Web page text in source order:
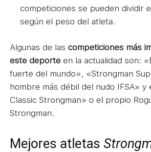
competiciones se pueden dividir
según el peso del atleta.
Algunas de las competiciones más
este deporte en la actualidad son:
fuerte del mundo», «Strongman
hombre más débil del nudo IFSA» y
Classic Strongman» o el propio
Strongman.
Mejores atletas